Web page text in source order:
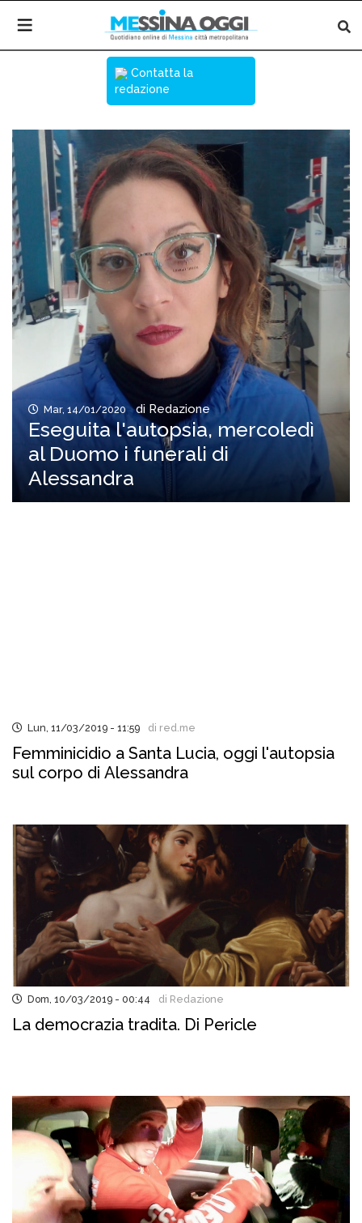
Contatta la
redazione
Mar, 14/01/2020 di Redazione
Eseguita l'autopsia, mercoledì
al Duomo i funerali di
Alessandra
Lun, 11/03/2019 - 11:59 di red.me
Femminicidio a Santa Lucia, oggi l'autopsia
sul corpo di Alessandra
Dom, 10/03/2019 - 00:44 di Redazione
La democrazia tradita. Di Pericle